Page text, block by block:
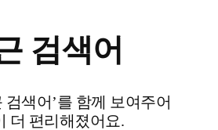
검색어
검색어’를 함께 보여주어
더 편리해졌어요.